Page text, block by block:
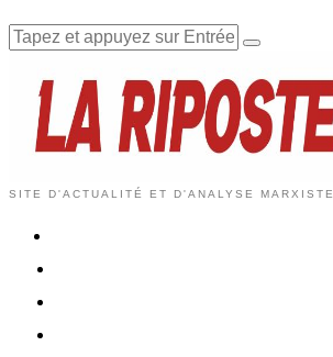
SITE D'ACTUALITÉ ET D'ANALYSE MARXISTE